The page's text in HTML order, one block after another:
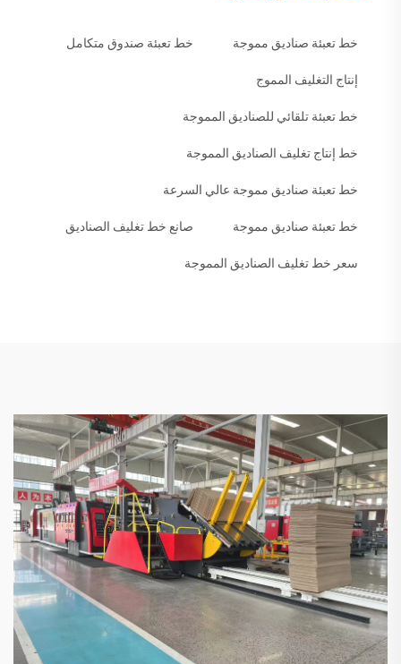
خط تعبئة صناديق مموجة خط تعبئة صندوق متكامل
إنتاج التغليف المموج
خط تعبئة تلقائي للصناديق المموجة
خط إنتاج تغليف الصناديق المموجة
خط تعبئة صناديق مموجة عالي السرعة
خط تعبئة صناديق مموجة صانع خط تغليف الصناديق
سعر خط تغليف الصناديق المموجة